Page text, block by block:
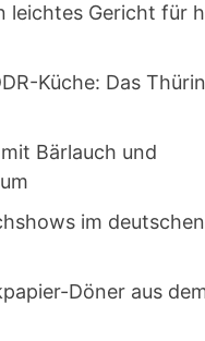
leichtes Gericht für
Küche: Das
Bärlauch und
im
Döner aus